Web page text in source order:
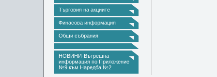
Търговия на акциите
Финасова информация
Общи събрания
НОВИНИ-Вътрешна
информация по Приложение
№9 към Наредба №2